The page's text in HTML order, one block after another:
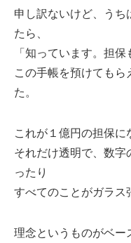
申し訳ないけど、うち
たら、
「知っています。担
この手帳を預けてもら
た。
これが１億円の担保に
それだけ透明で、数字
ったり
すべてのことがガラス
理念というものがベー